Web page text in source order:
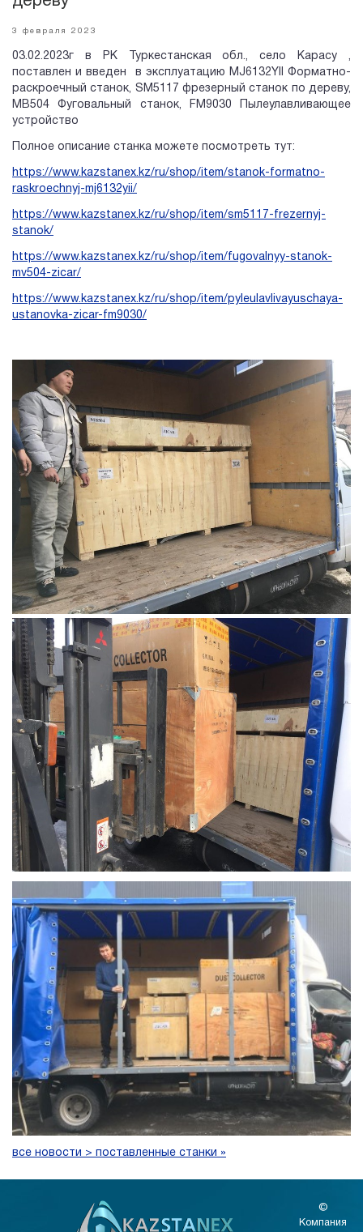
3 февраля 2023
03.02.2023г в РК Туркестанская обл., село Карасу ,
поставлен и введен в эксплуатацию MJ6132YII Форматно-
раскроечный станок, SM5117 фрезерный станок по дереву,
MB504 Фуговальный станок, FM9030 Пылеулавливающее
устройство
Полное описание станка можете посмотреть тут:
https://www.kazstanex.kz/ru/shop/item/stanok-formatno-
raskroechnyj-mj6132yii/
https://www.kazstanex.kz/ru/shop/item/sm5117-frezernyj-
stanok/
https://www.kazstanex.kz/ru/shop/item/fugovalnyy-stanok-
mv504-zicar/
https://www.kazstanex.kz/ru/shop/item/pyleulavlivayuschaya-
ustanovka-zicar-fm9030/
все новости > поставленные станки »
©
Компания